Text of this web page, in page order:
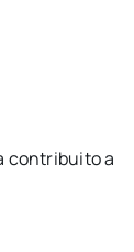
contribuito a